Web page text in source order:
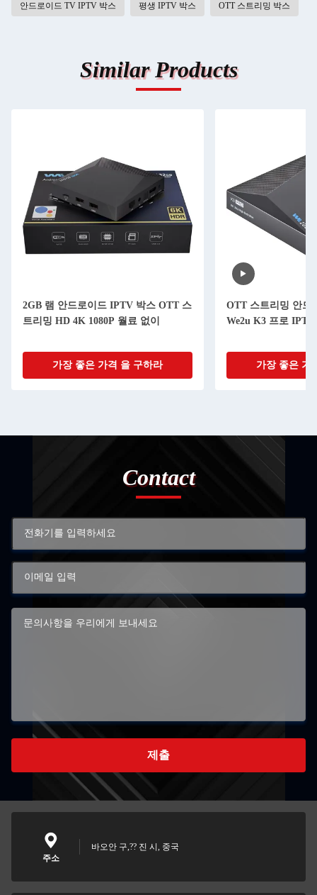
안드로이드 TV IPTV 박스 평생 IPTV 박스 OTT 스트리밍 박스
Similar Products
2GB 램 안드로이드 IPTV 박스 OTT 스
트리밍 HD 4K 1080P 월료 없이
가장 좋은 가격 을 구하라
OTT 스트리밍 안드
We2u K3 프로
가장 좋은 가
Contact
제출
주소
바오안 구,?? 진 시, 중국